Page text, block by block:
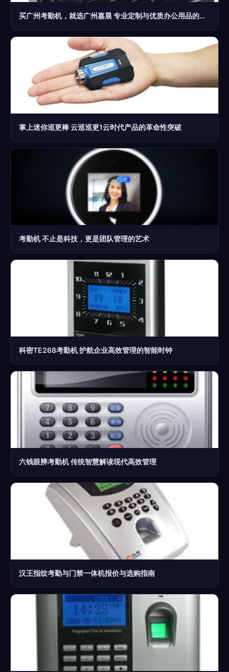
买广州考勤机，就选广州嘉晨 专业定制与优质办公用品的首选
掌上迷你巡更棒 云巡巡更1云时代产品的革命性突破
考勤机 不止是科技，更是团队管理的艺术
科密TE268考勤机 护航企业高效管理的智能时钟
六钱眼辨考勤机 传统智慧解读现代高效管理
汉王指纹考勤与门禁一体机报价与选购指南